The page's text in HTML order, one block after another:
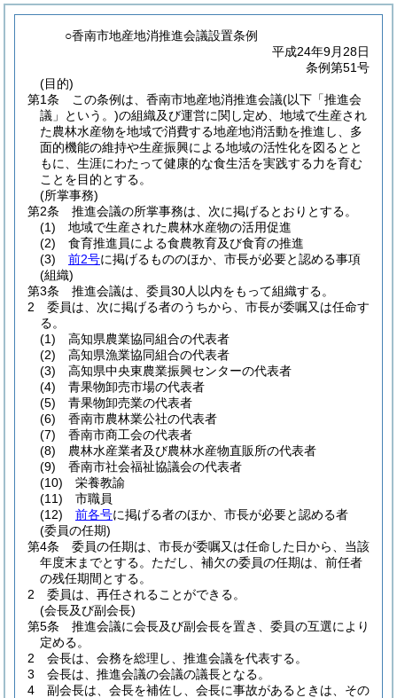
○香南市地産地消推進会議設置条例
平成24年9月28日
条例第51号
(目的)
第1条
この条例は、香南市地産地消推進会議(以下「推進会
議」という。)の組織及び運営に関し定め、地域で生産され
た農林水産物を地域で消費する地産地消活動を推進し、多
面的機能の維持や生産振興による地域の活性化を図るとと
もに、生涯にわたって健康的な食生活を実践する力を育む
ことを目的とする。
(所掌事務)
第2条
推進会議の所掌事務は、次に掲げるとおりとする。
(1)
地域で生産された農林水産物の活用促進
(2)
食育推進員による食農教育及び食育の推進
(3)
前2号に掲げるもののほか、市長が必要と認める事項
(組織)
第3条
推進会議は、委員30人以内をもって組織する。
2
委員は、次に掲げる者のうちから、市長が委嘱又は任命す
る。
(1)
高知県農業協同組合の代表者
(2)
高知県漁業協同組合の代表者
(3)
高知県中央東農業振興センターの代表者
(4)
青果物卸売市場の代表者
(5)
青果物卸売業の代表者
(6)
香南市農林業公社の代表者
(7)
香南市商工会の代表者
(8)
農林水産業者及び農林水産物直販所の代表者
(9)
香南市社会福祉協議会の代表者
(10)
栄養教諭
(11)
市職員
(12)
前各号に掲げる者のほか、市長が必要と認める者
(委員の任期)
第4条
委員の任期は、市長が委嘱又は任命した日から、当該
年度末までとする。 ただし、補欠の委員の任期は、前任者
の残任期間とする。
2
委員は、再任されることができる。
(会長及び副会長)
第5条
推進会議に会長及び副会長を置き、委員の互選により
定める。
2
会長は、会務を総理し、推進会議を代表する。
3
会長は、推進会議の会議の議長となる。
4
副会長は、会長を補佐し、会長に事故があるときは、その